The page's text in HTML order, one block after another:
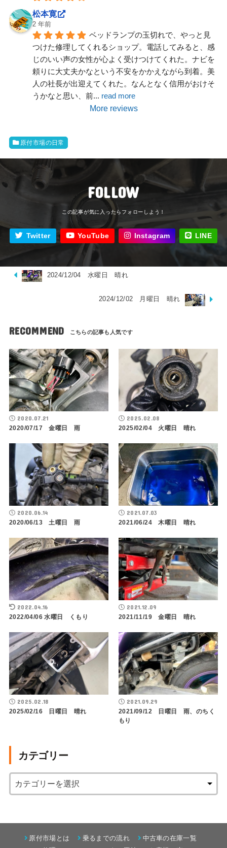
松本寛
2 年前
ベッドランプの玉切れで、やっと見
つけた修理してくれるショップ。電話してみると、感
じのいい声の女性が心よく受けつけてくれた。ナビを
頼りに大丈夫かなという不安をかかえながら到着。美
人の社長が出迎えてくれた。なんとなく信用がおけそ
うかなと思い、前... read more
More reviews
原付市場の日常
FOLLOW
Twitter YouTube Instagram LINE
2024/12/04 水曜日 晴れ
2024/12/02 月曜日 晴れ
RECOMMEND
2020.07.21
2020/07/17 金曜日 雨
2025.02.08
2025/02/04 火曜日 晴れ
2020.06.14
2020/06/13 土曜日 雨
2021.07.03
2021/06/24 木曜日 晴れ
2022.04.16
2022/04/06 水曜日 くもり
2021.12.09
2021/11/19 金曜日 晴れ
2025.02.18
2025/02/16 日曜日 晴れ
2021.09.29
2021/09/12 日曜日 雨、のちく
もり
カテゴリー
原付市場とは 乗るまでの流れ
中古車の在庫一覧